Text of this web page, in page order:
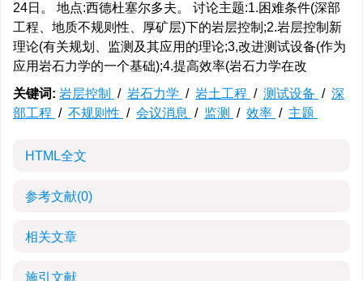
24日。 地点:西德杜塞尔多夫。 讨论主题:1.困难条件(深部
工程、地质不规则性、厚矿层)下的岩层控制;2.岩层控制新
理论(有关规划、监测及其应用的理论;3,改进测试设备(作为
应用岩石力学的一个基础);4.提高效率(岩石力学在改
关键词: 岩层控制 / 岩石力学 / 岩土工程 / 测试设备 / 深
部工程 / 不规则性 / 会议消息 / 监测 / 效率 / 主题
HTML全文
参考文献(0)
相关文章
施引文献